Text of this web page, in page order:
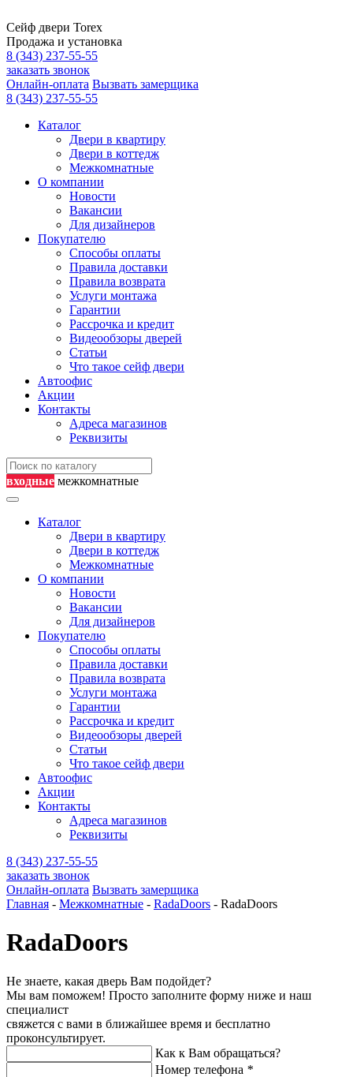
Сейф двери Torex
Продажа и установка
8 (343) 237-55-55
заказать звонок
Онлайн-оплата Вызвать замерщика
8 (343) 237-55-55
Каталог
Двери в квартиру
Двери в коттедж
Межкомнатные
О компании
Новости
Вакансии
Для дизайнеров
Покупателю
Способы оплаты
Правила доставки
Правила возврата
Услуги монтажа
Гарантии
Рассрочка и кредит
Видеообзоры дверей
Статьи
Что такое сейф двери
Автоофис
Акции
Контакты
Адреса магазинов
Реквизиты
входные межкомнатные
Каталог
Двери в квартиру
Двери в коттедж
Межкомнатные
О компании
Новости
Вакансии
Для дизайнеров
Покупателю
Способы оплаты
Правила доставки
Правила возврата
Услуги монтажа
Гарантии
Рассрочка и кредит
Видеообзоры дверей
Статьи
Что такое сейф двери
Автоофис
Акции
Контакты
Адреса магазинов
Реквизиты
8 (343) 237-55-55
заказать звонок
Онлайн-оплата Вызвать замерщика
Главная - Межкомнатные - RadaDoors - RadaDoors
RadaDoors
Не знаете, какая дверь Вам подойдет?
Мы вам поможем! Просто заполните форму ниже и наш
специалист
свяжется с вами в ближайшее время и бесплатно
проконсультирует.
Как к Вам обращаться?
Номер телефона *